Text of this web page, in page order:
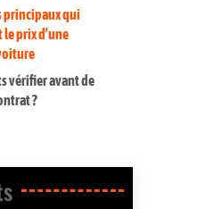
principaux qui
prix d’une
vérifier avant de
?